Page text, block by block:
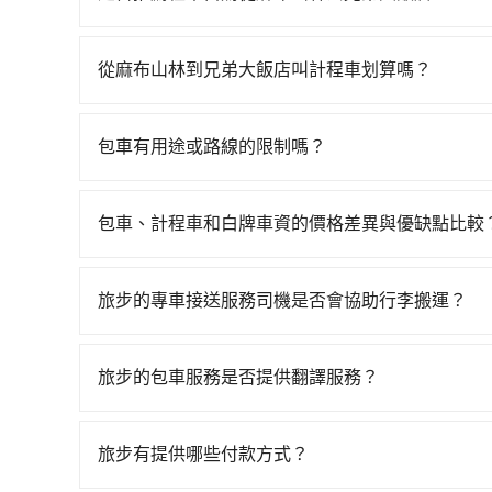
待車站前排班的計程車，搭上小黃後約花17分鐘
如果全程使用tripool並到府專車接送，則每人平
天就要來回，那在新竹路邊可隨租隨借的iRent應
估進去，但額外的汽車保險與可能的罰單都需自
理，每一次租車都好像在開樂透一樣。另外，偶
遇到下雨天或者載行李時，就顯得非常不便。
從麻布山林到兄弟大飯店叫計程車划算嗎？
算，價格約為2,170~2,600元間，但如改預約
包車有用途或路線的限制嗎？
墓、包車旅遊、參加喜宴/喪禮、就醫回診、登山
子收據。
包車、計程車和白牌車資的價格差異與優缺點比較
地點上車較客製化。此外，司機還會提供各種旅
無法申訴退費。
旅步的專車接送服務司機是否會協助行李搬運？
旅步的包車服務是否提供翻譯服務？
旅步有提供哪些付款方式？